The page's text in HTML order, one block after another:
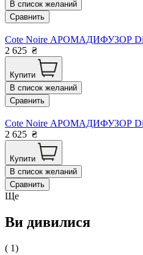
В список желаний
Сравнить
Cote Noire АРОМАДИФУЗОР
2 625 ₴
Купити
В список желаний
Сравнить
Cote Noire АРОМАДИФУЗОР
2 625 ₴
Купити
В список желаний
Сравнить
Ще
Ви дивилися
( 1)